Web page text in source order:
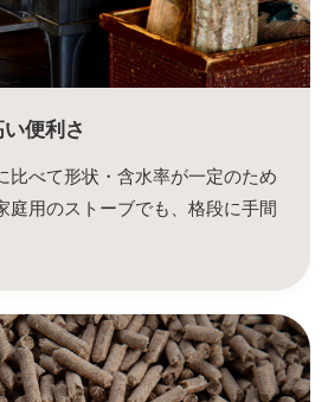
便利さ
比べて形状・含水率が一定のため
庭用のストーブでも、格段に手間